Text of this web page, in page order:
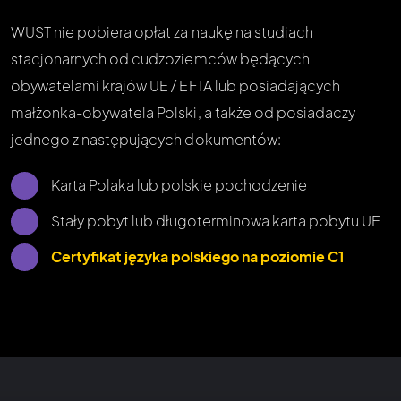
WUST nie pobiera opłat za naukę na studiach
stacjonarnych od cudzoziemców będących
obywatelami krajów UE / EFTA lub posiadających
małżonka-obywatela Polski, a także od posiadaczy
jednego z następujących dokumentów:
Karta Polaka lub polskie pochodzenie
Stały pobyt lub długoterminowa karta pobytu UE
Certyfikat języka polskiego na poziomie C1